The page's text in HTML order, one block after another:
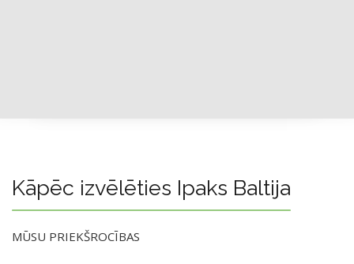
Kāpēc izvēlēties Ipaks Baltija
MŪSU PRIEKŠROCĪBAS